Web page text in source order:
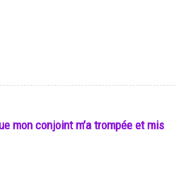
mon conjoint m’a trompée et mis